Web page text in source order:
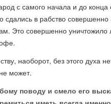
с самого начала и до конца
в рабство совершенно
Это совершенно уничтожило
наоборот, без этого духа
может.
поводу и смело его